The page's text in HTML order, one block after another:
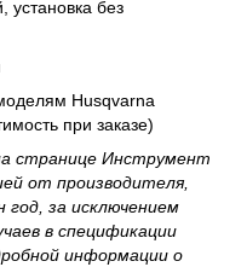
без
Husqvarna
при заказе)
странице Инструмент
от производителя,
за исключением
в спецификации
информации о